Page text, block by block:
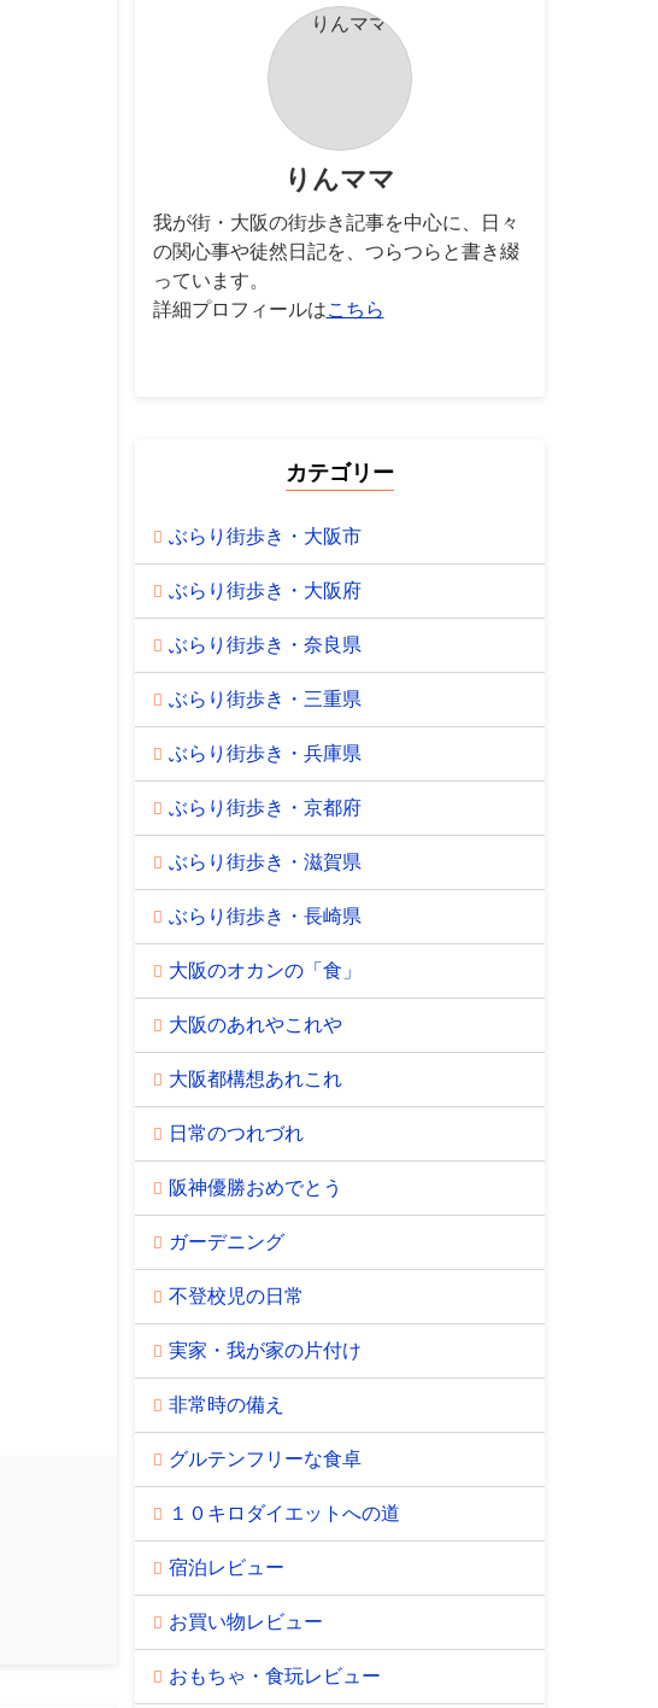
りんママ
我が街・大阪の街歩き記事を中心に、日々
の関心事や徒然日記を、つらつらと書き綴
っています。
詳細プロフィールはこちら
カテゴリー
ぶらり街歩き・大阪市
ぶらり街歩き・大阪府
ぶらり街歩き・奈良県
ぶらり街歩き・三重県
ぶらり街歩き・兵庫県
ぶらり街歩き・京都府
ぶらり街歩き・滋賀県
ぶらり街歩き・長崎県
大阪のオカンの「食」
大阪のあれやこれや
大阪都構想あれこれ
日常のつれづれ
阪神優勝おめでとう
ガーデニング
不登校児の日常
実家・我が家の片付け
非常時の備え
グルテンフリーな食卓
１０キロダイエットへの道
宿泊レビュー
お買い物レビュー
おもちゃ・食玩レビュー